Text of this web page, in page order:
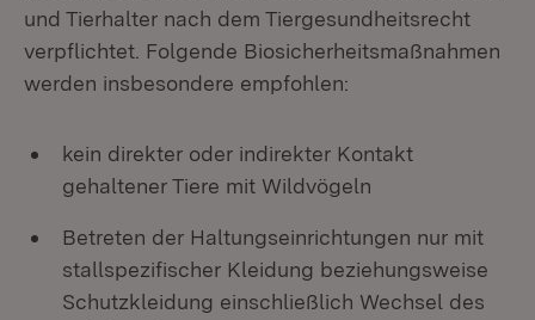
und Tierhalter nach dem Tiergesundheitsrecht
verpflichtet. Folgende Biosicherheitsmaßnahmen
werden insbesondere empfohlen:
kein direkter oder indirekter Kontakt
gehaltener Tiere mit Wildvögeln
Betreten der Haltungseinrichtungen nur mit
stallspezifischer Kleidung beziehungsweise
Schutzkleidung einschließlich Wechsel des